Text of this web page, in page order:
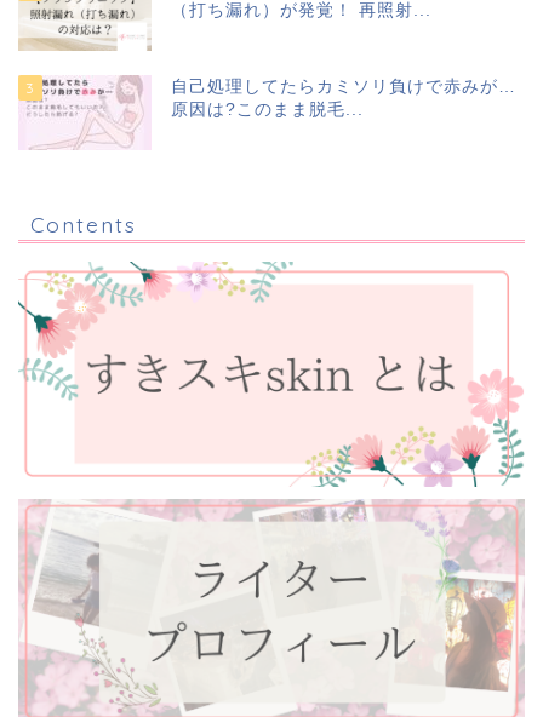
（打ち漏れ）が発覚！ 再照射...
自己処理してたらカミソリ負けで赤みが…
原因は?このまま脱毛...
Contents